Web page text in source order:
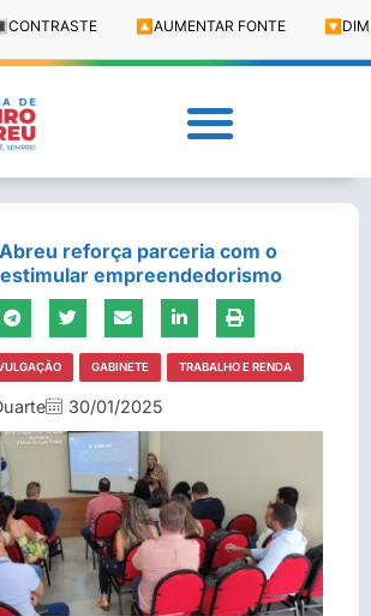
CONTRASTE 🔼 AUMENTAR FONTE 🔽
reforça parceria com o
empreendedorismo
GABINETE TRABALHO E RENDA
30/01/2025